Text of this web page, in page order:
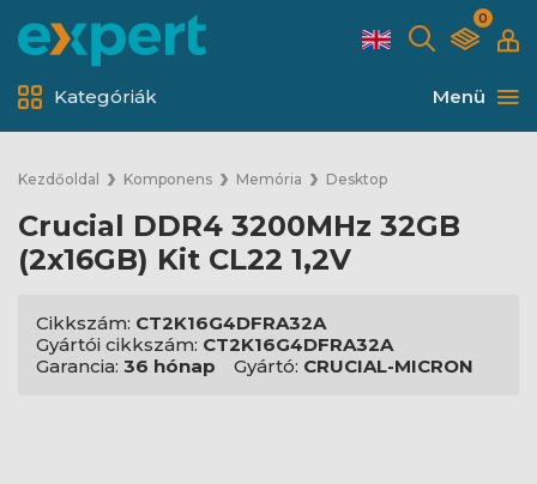
0
Menü
Kategóriák
Kezdőoldal Komponens Memória Desktop
Crucial DDR4 3200MHz 32GB
(2x16GB) Kit CL22 1,2V
Cikkszám: CT2K16G4DFRA32A
Gyártói cikkszám: CT2K16G4DFRA32A
Garancia: 36 hónap Gyártó: CRUCIAL-MICRON